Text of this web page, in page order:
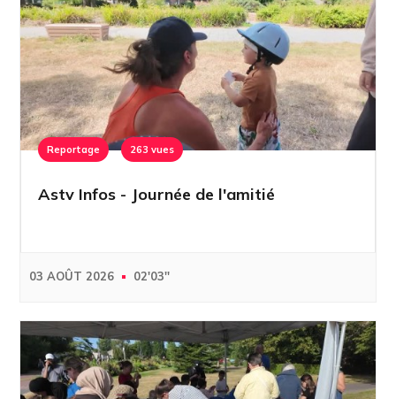
Reportage 263 vues
Astv Infos - Journée de l'amitié
03 AOÛT 2026 02'03''